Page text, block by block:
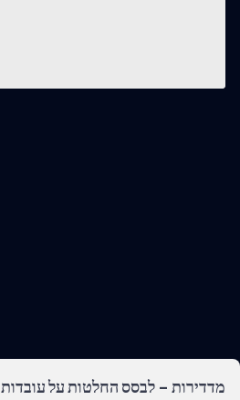
מדדירות - לבסס החלטות על עובדות